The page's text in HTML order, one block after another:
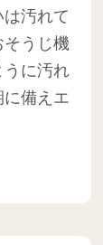
汚れて
うじ機
うに汚れ
備えエ